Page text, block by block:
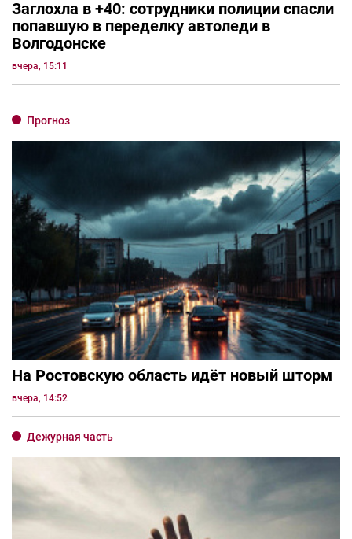
Заглохла в +40: сотрудники полиции спасли
попавшую в переделку автоледи в
Волгодонске
вчера, 15:11
Прогноз
На Ростовскую область идёт новый шторм
вчера, 14:52
Дежурная часть